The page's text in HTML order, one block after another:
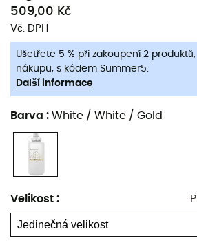
509,00 Kč
Vč. DPH
Ušetřete 5 % při zakoupení 2
nákupu, s kódem Summer5.
Další informace
Barva : White / White / Gold
Velikost :